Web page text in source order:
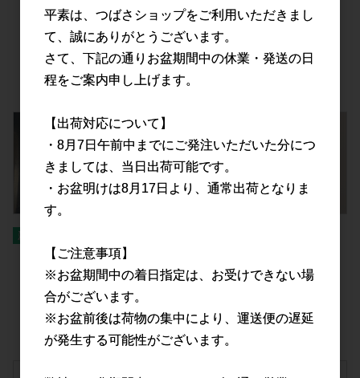
TBS 半自動・自動梱包機用
PPバンド イエロー 幅
12mm×長3000ｍ 黄色 厚み
0.55ｍｍ 業務用
TBS LD規格袋 NO.15 透明タ
イプ 300ｍｍ×450ｍｍ
（0.03mm厚）多目的に使え
る 100枚/袋 食品衛生法適合
TBS LD規格袋 NO.13 透明タ
イプ 260ｍｍ×380ｍｍ
（0.03mm厚）多目的に使え
る 100枚/袋 食品衛生法適合
トイレセット（3回分）
平素は、つばさショップをご利用いただきまし
て、誠にありがとうございます。
さて、下記の通りお盆期間中の休業・発送の日
程をご案内申し上げます。
【出荷対応について】
・8月7日午前中までにご発注いただいた分につ
きましては、当日出荷可能です。
・お盆明けは8月17日より、通常出荷となりま
す。
【ご注意事項】
※お盆期間中の着日指定は、お受けできない場
合がございます。
※お盆前後は荷物の集中により、運送便の遅延
が発生する可能性がございます。